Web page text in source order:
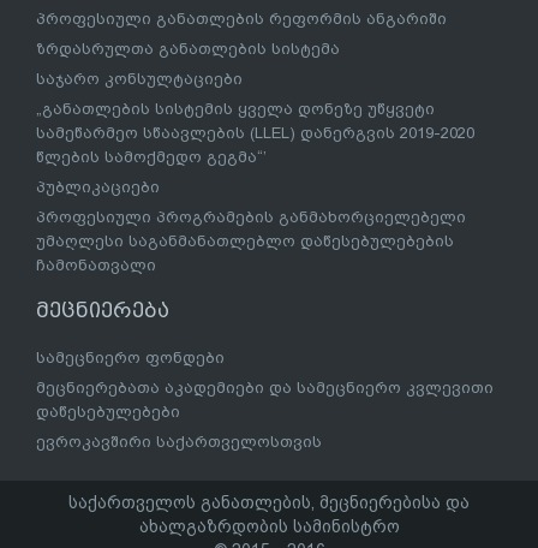
პროფესიული განათლების რეფორმის ანგარიში
ზრდასრულთა განათლების სისტემა
საჯარო კონსულტაციები
„განათლების სისტემის ყველა დონეზე უწყვეტი
სამეწარმეო სწაავლების (LLEL) დანერგვის 2019-2020
წლების სამოქმედო გეგმა“’
პუბლიკაციები
პროფესიული პროგრამების განმახორციელებელი
უმაღლესი საგანმანათლებლო დაწესებულებების
ჩამონათვალი
მეცნიერება
სამეცნიერო ფონდები
მეცნიერებათა აკადემიები და სამეცნიერო კვლევითი
დაწესებულებები
ევროკავშირი საქართველოსთვის
საქართველოს განათლების, მეცნიერებისა და
ახალგაზრდობის სამინისტრო